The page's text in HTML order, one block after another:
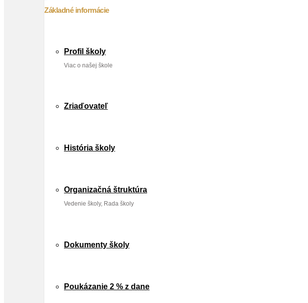
Základné informácie
Profil školy
Viac o našej škole
Zriaďovateľ
História školy
Organizačná štruktúra
Vedenie školy, Rada školy
Dokumenty školy
Poukázanie 2 % z dane